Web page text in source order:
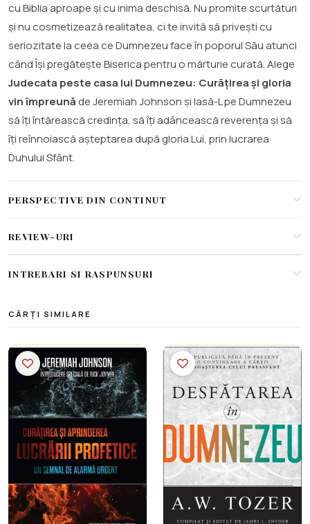
cu Biblia aproape și cu inima deschisă. Nu promite scurtături
și nu cosmetizează realitatea, ci te invită să privești cu
seriozitate la ceea ce Dumnezeu face în poporul Său atunci
când Își pregătește Biserica pentru o mărturie curată. Alege
Judecata peste casa lui Dumnezeu: Curățirea și gloria
vin împreună de Jeremiah Johnson și lasă-L pe Dumnezeu
să îți întărească credința, să îți adâncească reverența și să
îți reînnoiască așteptarea după gloria Lui, prin lucrarea
Duhului Sfânt.
PERSPECTIVE DIN CONTINUT
REVIEW-URI
INTREBARI SI RASPUNSURI
CĂRȚI SIMILARE